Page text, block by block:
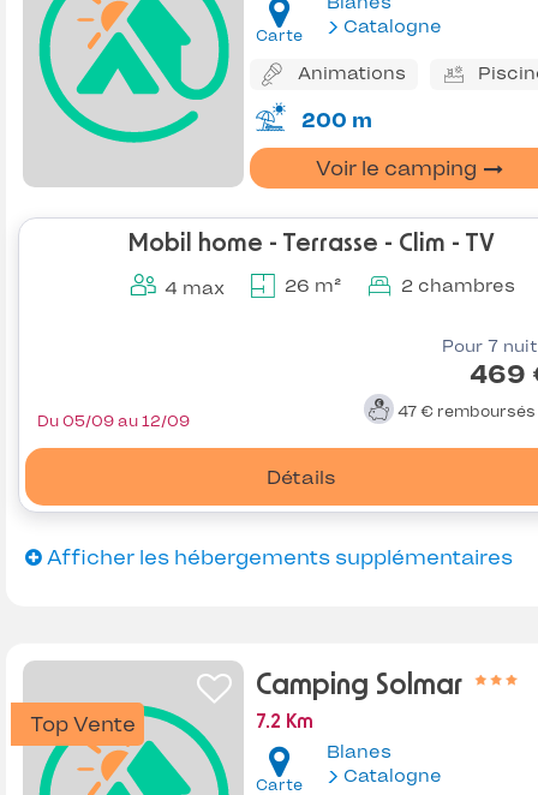
Carte
Catalogne
Animations
200 m
Voir le camping
Mobil home - Terrasse - Clim - TV
4 max 26 m² 2 chambres
Pour 7
469
47 € remboursés
Détails
Du 05/09 au 12/09
Afficher les hébergements supplémentaires
Top Vente
Camping Solmar
7.2 Km
Carte
Blanes
Catalogne